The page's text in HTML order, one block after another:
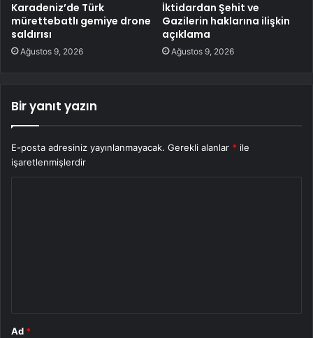
Karadeniz’de Türk
mürettebatlı gemiye drone
saldırısı
Ağustos 9, 2026
İktidardan Şehit ve
Gazilerin haklarına ilişkin
açıklama
Ağustos 9, 2026
Bir yanıt yazın
E-posta adresiniz yayınlanmayacak. Gerekli alanlar * ile
işaretlenmişlerdir
Ad *